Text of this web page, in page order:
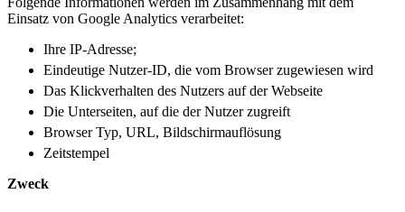
Einsatz von Google Analytics verarbeitet:
Ihre IP-Adresse;
Eindeutige Nutzer-ID, die vom Browser zugewiesen wird
Das Klickverhalten des Nutzers auf der Webseite
Die Unterseiten, auf die der Nutzer zugreift
Browser Typ, URL, Bildschirmauflösung
Zeitstempel
Zweck